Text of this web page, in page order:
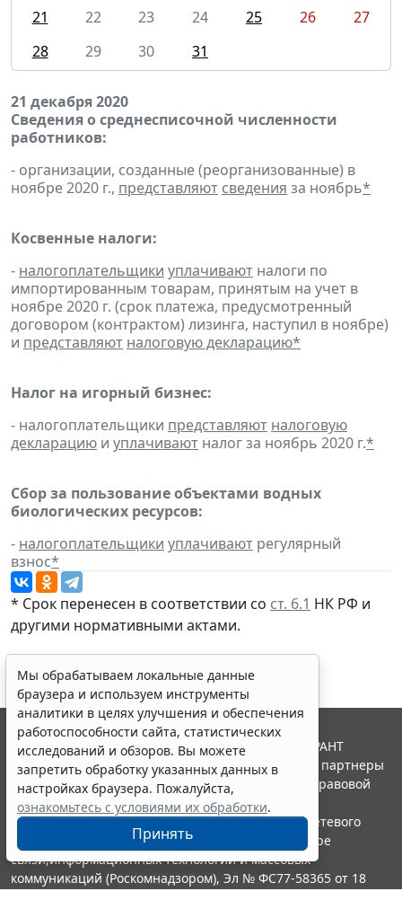
21
22 23 24 25 26
27
28
29 30 31
21 декабря 2020
Сведения о среднесписочной численности
работников:
- организации, созданные (реорганизованные) в
ноябре 2020 г., представляют сведения за ноябрь*
Косвенные налоги:
- налогоплательщики уплачивают налоги по
импортированным товарам, принятым на учет в
ноябре 2020 г. (срок платежа, предусмотренный
договором (контрактом) лизинга, наступил в ноябре)
и представляют налоговую декларацию*
Налог на игорный бизнес:
- налогоплательщики представляют налоговую
декларацию и уплачивают налог за ноябрь 2020 г.*
Сбор за пользование объектами водных
биологических ресурсов:
- налогоплательщики уплачивают регулярный
взнос*
* Срок перенесен в соответствии со ст. 6.1 НК РФ и
другими нормативными актами.
Мы обрабатываем локальные данные
браузера и используем инструменты
аналитики в целях улучшения и обеспечения
работоспособности сайта, статистических
исследований и обзоров. Вы можете
запретить обработку указанных данных в
настройках браузера. Пожалуйста,
ознакомьтесь с условиями их обработки.
Принять
© ООО "НПП "ГАРАНТ-СЕРВИС", 2026. Система ГАРАНТ
выпускается с 1990 года. Компания "Гарант" и ее партнеры
являются участниками Российской ассоциации правовой
информации ГАРАНТ.
Портал ГАРАНТ.РУ зарегистрирован в качестве сетевого
издания Федеральной службой по надзору в сфере
связи,информационных технологий и массовых
коммуникаций (Роскомнадзором), Эл № ФС77-58365 от 18